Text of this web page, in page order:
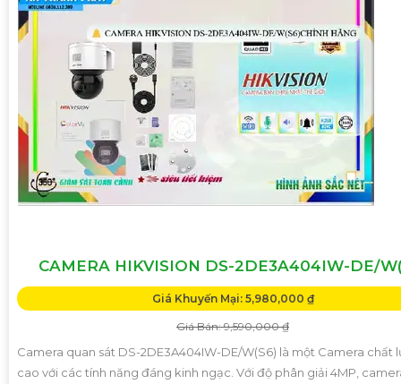
CAMERA HIKVISION DS-2DE3A404IW-DE/
Giá Khuyến Mại: 5,980,000 ₫
Giá Bán: 9,590,000 ₫
Camera quan sát DS-2DE3A404IW-DE/W(S6) là một Camera chất
cao với các tính năng đáng kinh ngạc. Với độ phân giải 4MP,